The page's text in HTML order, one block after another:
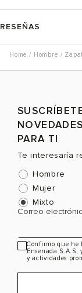
RESEÑAS
Hombre
PARA TI
Te interesaría
Hombre
Mujer
Mixto
Correo
Confirmo que he
Ensenada
y actividades